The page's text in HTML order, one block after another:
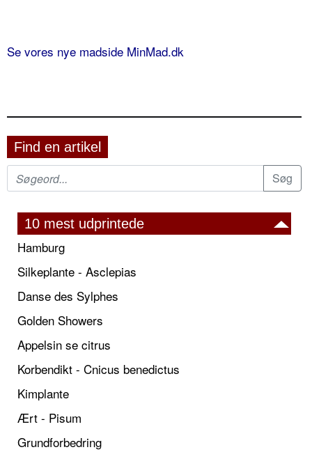
Se vores nye madside MinMad.dk
Find en artikel
10 mest udprintede
Hamburg
Silkeplante - Asclepias
Danse des Sylphes
Golden Showers
Appelsin se citrus
Korbendikt - Cnicus benedictus
Kimplante
Ært - Pisum
Grundforbedring